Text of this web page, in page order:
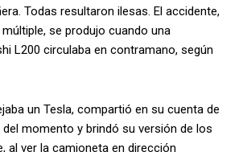
Todas resultaron ilesas. El accidente,
se produjo cuando una
L200 circulaba en contramano, según
un Tesla, compartió en su cuenta de
momento y brindó su versión de los
al ver la camioneta en dirección